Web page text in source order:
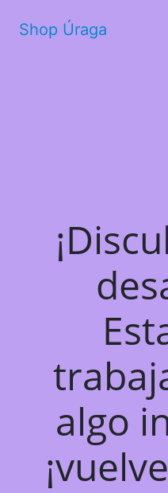
Shop Úraga
algo